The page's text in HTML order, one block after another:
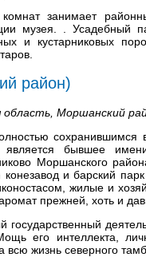
занимает
музея. . Усадебный
и кустарниковых
район)
Моршанский
сохранившимся
является бывшее
Моршанского
и барский
жилые и
прежней, хоть и
его интеллекта,
жизнь северного